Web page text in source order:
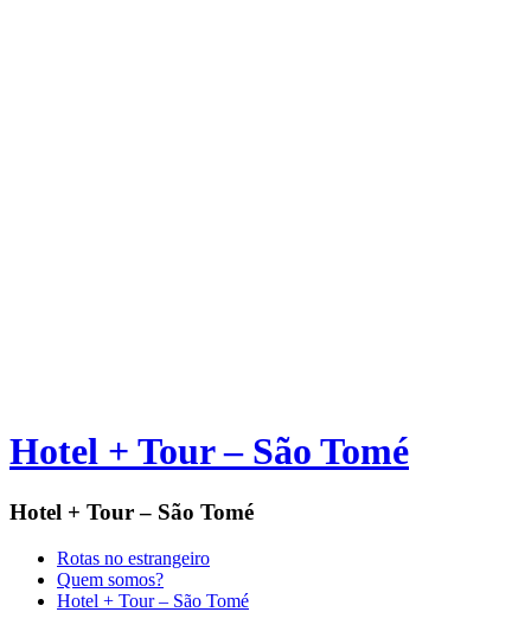
Hotel + Tour – São Tomé
Hotel + Tour – São Tomé
Rotas no estrangeiro
Quem somos?
Hotel + Tour – São Tomé